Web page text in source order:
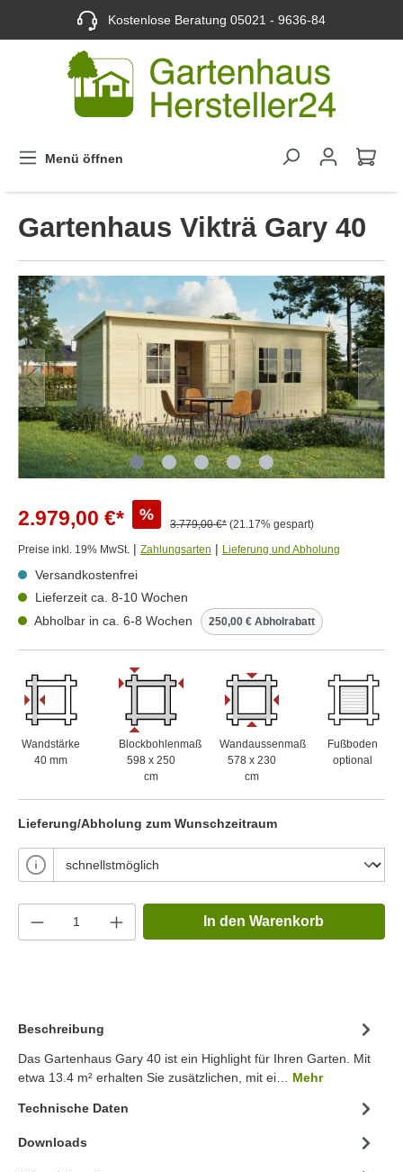
Kostenlose Beratung05021 - 9636-84
Menü öffnen
Gartenhaus Vikträ Gary 40
2.979,00 €* %
3.779,00 €* (21.17% gespart)
Preise inkl. 19% MwSt. | Zahlungsarten | Lieferung und Abholung
Versandkostenfrei
Lieferzeit ca. 8-10 Wochen⠀⠀⠀
Abholbar in ca. 6-8 Wochen
250,00 € Abholrabatt
Wandstärke
40 mm
Blockbohlenmaß
598 x 250
cm
Wandaussenmaß
578 x 230
cm
Fußboden
optional
Lieferung/Abholung zum Wunschzeitraum
In den Warenkorb
Beschreibung
Das Gartenhaus Gary 40 ist ein Highlight für Ihren Garten. Mit
etwa 13.4 m² erhalten Sie zusätzlichen, mit ei… Mehr
Technische Daten
Downloads